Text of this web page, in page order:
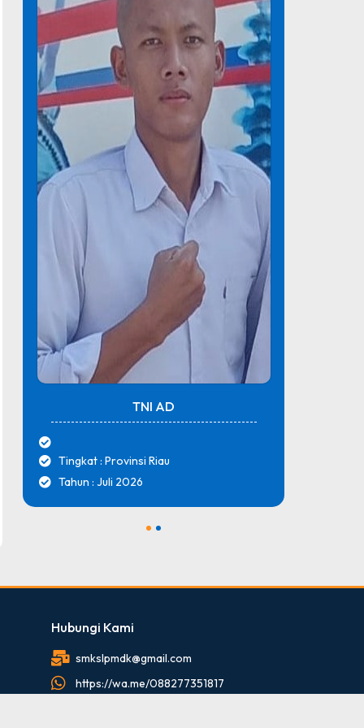
TNI AD
Tingkat : Provinsi Riau
Tahun : Juli 2026
Hubungi Kami
smkslpmdk@gmail.com
https://wa.me/088277351817